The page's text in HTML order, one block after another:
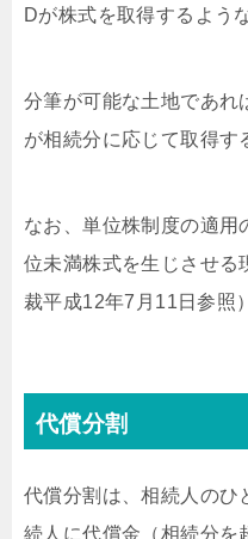
Dが株式を取得するよう
分筆が可能な土地であれ
が相続分に応じて取得す
なお、単位株制度の適用
位未満株式を生じさせる
裁平成12年7月11日参照
代償分割
代償分割は、相続人のひ
続人に代償金（相続分を